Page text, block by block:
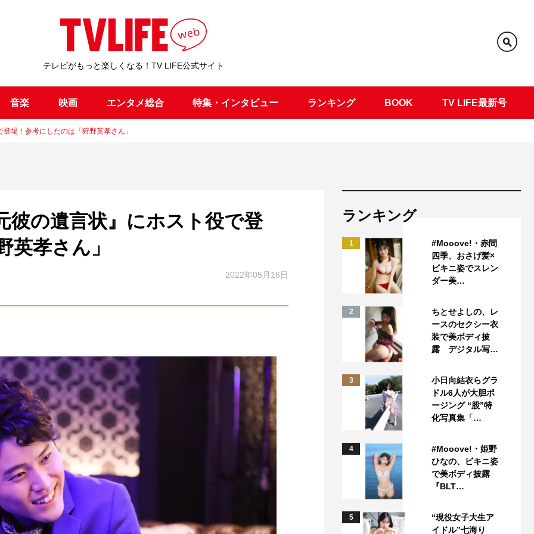
テレビがもっと楽しくなる！TV LIFE公式サイト
音楽 映画 エンタメ総合 特集・インタビュー ランキング BOOK TV LIFE最新号
場！参考にしたのは「狩野英孝さん」
彼の遺言状』にホスト役で登
英孝さん」
2022年05月16日
ランキング
1
#Mooove!・赤間
四季、おさげ髪×
ビキニ姿でスレン
ダー美…
2
ちとせよしの、レ
ースのセクシー衣
装で美ボディ披
露 デジタル写…
3
小日向結衣らグラ
ドル6人が大胆ポ
ージング “股”特
化写真集「…
4
#Mooove!・姫野
ひなの、ビキニ姿
で美ボディ披露
『BLT…
5
“現役女子大生ア
イドル”七海り